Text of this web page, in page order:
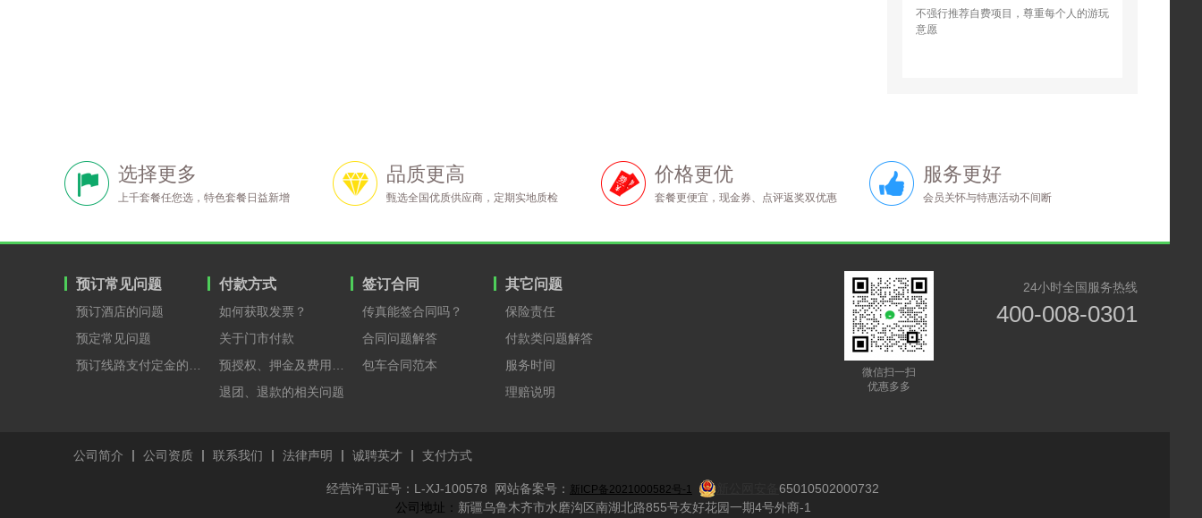
不强行推荐自费项目，尊重每个人的游玩
意愿
喜欢这种简简单单的旅行，不攀比不跟
风，只按照自己的节奏慢慢逛，安安静静
治愈自己的心情。沿途空气清新、环境干
【轻奢伊犁】10天9晚度假式旅行
避开了所有旅游坑点，全程顺顺利利开开
心心。
选择更多
上千套餐任您选，特色套餐日益新增
品质更高
甄选全国优质供应商，定期实地质检
价格更优
套餐更便宜，现金券、点评返奖双优惠
服务更好
会员关怀与特惠活动不间断
预订常见问题
预订酒店的问题
预定常见问题
付款方式
如何获取发票？
关于门市付款
退团、退款的相关问题
签订合同
传真能签合同吗？
合同问题解答
包车合同范本
其它问题
保险责任
付款类问题解答
服务时间
理赔说明
24小时全国服务热线
400-008-0301
微信扫一扫
优惠多多
公司简介 公司资质 联系我们 法律声明 诚聘英才 支付方式
经营许可证号：L-XJ-100578 网站备案号： 新ICP备2021000582号-1
65010502000732
​ 公司地址： 新疆乌鲁木齐市水磨沟区南湖北路855号友好花园一期4号外商-1